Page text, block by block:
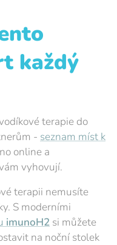
každý
terapie do
- seznam míst k
online a
vyhovují.
terapii nemusíte
S moderními
imunoH2 si můžete
na noční stolek